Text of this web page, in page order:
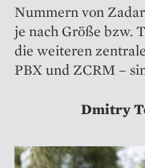
Nummern von
je nach Größe bzw.
die weiteren
PBX und ZCRM –
Dmitry